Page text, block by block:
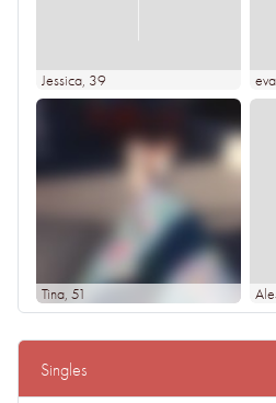
Jessica, 39 eva
Tina, 51
Singles